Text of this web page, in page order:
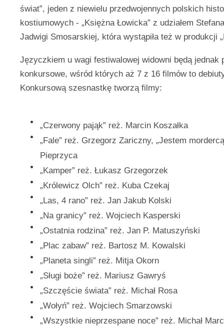
świat”, jeden z niewielu przedwojennych polskich
kostiumowych - „Księżna Łowicka” z udziałem
Jadwigi Smosarskiej, która wystąpiła też w produkcji
Języczkiem u wagi festiwalowej widowni będą jednak
konkursowe, wśród których aż 7 z 16 filmów to
Konkursową szesnastkę tworzą filmy:
„Czerwony pająk” reż. Marcin Koszałka
„Fale” reż. Grzegorz Zariczny, „Jestem
Pieprzyca
„Kamper” reż. Łukasz Grzegorzek
„Królewicz Olch” reż. Kuba Czekaj
„Las, 4 rano” reż. Jan Jakub Kolski
„Na granicy” reż. Wojciech Kasperski
„Ostatnia rodzina” reż. Jan P. Matuszyński
„Plac zabaw” reż. Bartosz M. Kowalski
„Planeta singli” reż. Mitja Okorn
„Sługi boże” reż. Mariusz Gawryś
„Szczęście świata” reż. Michał Rosa
„Wołyń” reż. Wojciech Smarzowski
„Wszystkie nieprzespane noce” reż. Michał